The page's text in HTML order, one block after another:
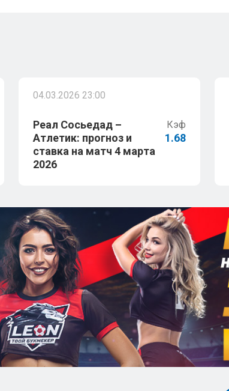
04.03.2026 23:00
Реал Сосьедад –
Атлетик: прогноз и
ставка на матч 4 марта
2026
Кэф
1.68